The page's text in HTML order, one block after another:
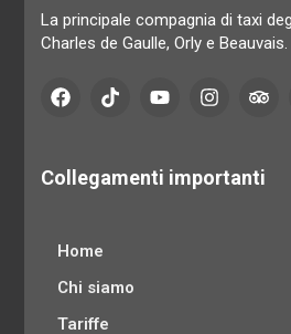
La principale compagnia di taxi
Charles de Gaulle, Orly e Beauvais.
Collegamenti importanti
Home
Chi siamo
Tariffe